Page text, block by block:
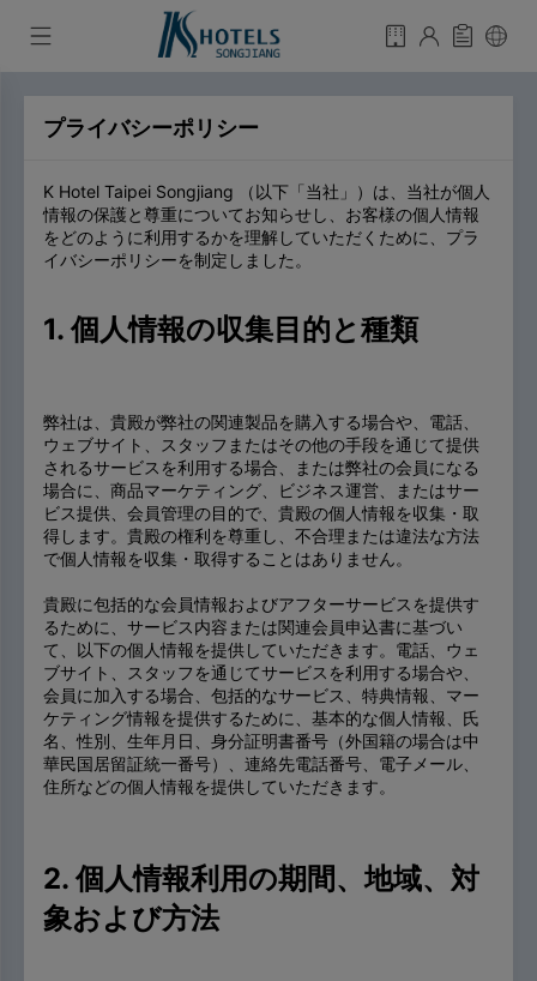
プライバシーポリシー
K Hotel Taipei Songjiang （以下「当社」）は、当社が個人
情報の保護と尊重についてお知らせし、お客様の個人情報
をどのように利用するかを理解していただくために、プラ
イバシーポリシーを制定しました。
1. 個人情報の収集目的と種類
弊社は、貴殿が弊社の関連製品を購入する場合や、電話、
ウェブサイト、スタッフまたはその他の手段を通じて提供
されるサービスを利用する場合、または弊社の会員になる
場合に、商品マーケティング、ビジネス運営、またはサー
ビス提供、会員管理の目的で、貴殿の個人情報を収集・取
得します。貴殿の権利を尊重し、不合理または違法な方法
で個人情報を収集・取得することはありません。
貴殿に包括的な会員情報およびアフターサービスを提供す
るために、サービス内容または関連会員申込書に基づい
て、以下の個人情報を提供していただきます。電話、ウェ
ブサイト、スタッフを通じてサービスを利用する場合や、
会員に加入する場合、包括的なサービス、特典情報、マー
ケティング情報を提供するために、基本的な個人情報、氏
名、性別、生年月日、身分証明書番号（外国籍の場合は中
華民国居留証統一番号）、連絡先電話番号、電子メール、
住所などの個人情報を提供していただきます。
2. 個人情報利用の期間、地域、対
象および方法